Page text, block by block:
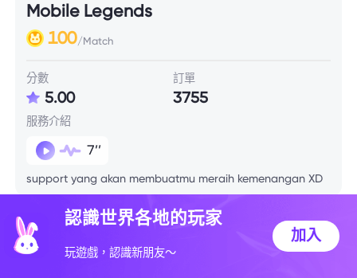
Mobile Legends
100/Match
分數
5.00
訂單
3755
服務介紹
7’’
support yang akan membuatmu meraih kemenangan XD
技能信息
認識世界各地的玩家
玩遊戲，認識新朋友～
加入